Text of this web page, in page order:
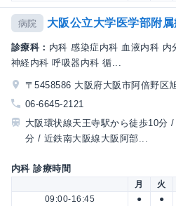
病院 大阪公立大学医学部附
診療科： 内科 感染症内科 血液内科
神経内科 呼吸器内科 循...
〒5458586 大阪府大阪市阿倍野区
06-6645-2121
大阪環状線天王寺駅から徒歩10分
分 / 近鉄南大阪線大阪阿部...
内科 診療時間
月 火
09:00-16:45
● ●